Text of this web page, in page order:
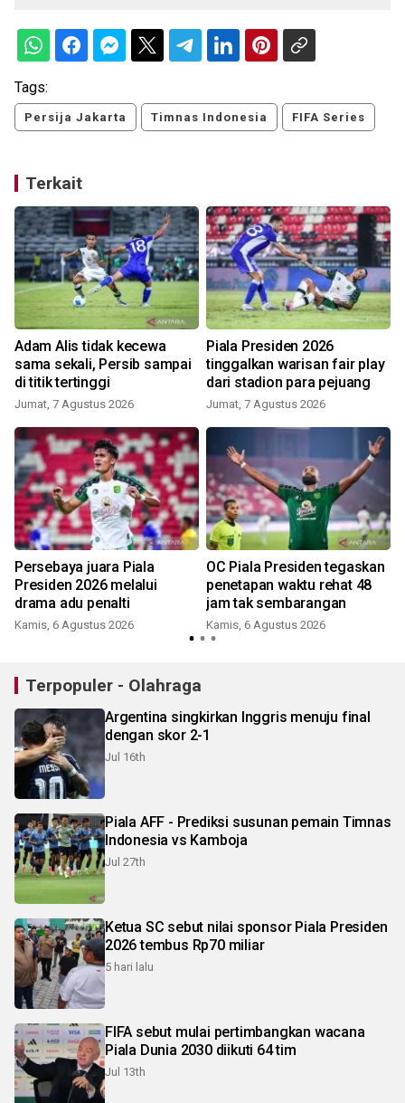
Tags:
Persija Jakarta Timnas Indonesia FIFA Series
Terkait
Adam Alis tidak kecewa
sama sekali, Persib sampai
di titik tertinggi
Jumat, 7 Agustus 2026
Piala Presiden 2026
tinggalkan warisan fair play
dari stadion para pejuang
Jumat, 7 Agustus 2026
Persebaya juara Piala
Presiden 2026 melalui
drama adu penalti
Kamis, 6 Agustus 2026
OC Piala Presiden tegaskan
penetapan waktu rehat 48
jam tak sembarangan
Kamis, 6 Agustus 2026
Terpopuler - Olahraga
Argentina singkirkan Inggris menuju final
dengan skor 2-1
Jul 16th
Piala AFF - Prediksi susunan pemain Timnas
Indonesia vs Kamboja
Jul 27th
Ketua SC sebut nilai sponsor Piala Presiden
2026 tembus Rp70 miliar
5 hari lalu
FIFA sebut mulai pertimbangkan wacana
Piala Dunia 2030 diikuti 64 tim
Jul 13th